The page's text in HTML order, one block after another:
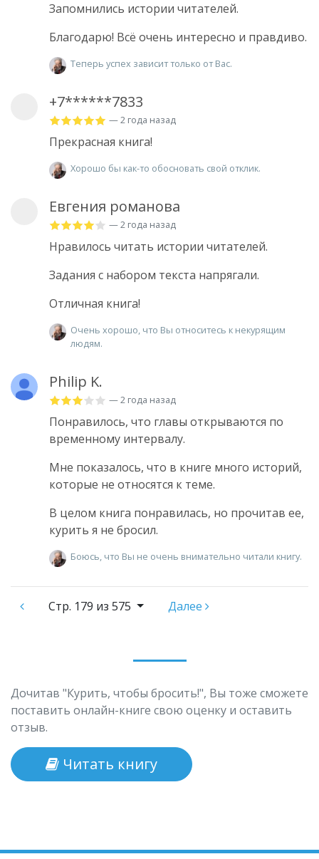
Запомнились истории читателей.
Благодарю! Всё очень интересно и правдиво.
Теперь успех зависит только от Вас.
+7******7833
— 2 года назад
Прекрасная книга!
Хорошо бы как-то обосновать свой отклик.
Евгения романова
— 2 года назад
Нравилось читать истории читателей.
Задания с набором текста напрягали.
Отличная книга!
Очень хорошо, что Вы относитесь к некурящим
людям.
Philip K.
— 2 года назад
Понравилось, что главы открываются по
временному интервалу.
Мне показалось, что в книге много историй,
которые не относятся к теме.
В целом книга понравилась, но прочитав ее,
курить я не бросил.
Боюсь, что Вы не очень внимательно читали книгу.
Стр. 179 из 575 Далее
Дочитав "Курить, чтобы бросить!", Вы тоже сможете
поставить онлайн-книге свою оценку и оставить
отзыв.
Читать книгу